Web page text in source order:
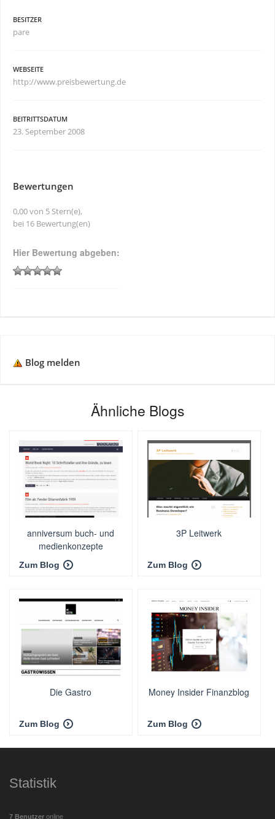
BESITZER
pare
WEBSEITE
http://www.preisbewertung.de
BEITRITTSDATUM
23. September 2008
Bewertungen
0,00 von 5 Stern(e),
bei 16 Bewertung(en)
Hier Bewertung abgeben:
Blog melden
Ähnliche Blogs
anniversum buch- und
medienkonzepte
Zum Blog
3P Leitwerk
Zum Blog
Die Gastro
Zum Blog
Money Insider Finanzblog
Zum Blog
Statistik
7 Benutzer online